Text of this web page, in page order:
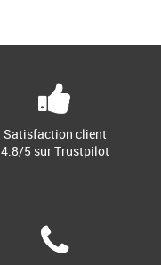
Satisfaction client
4.8/5 sur Trustpilot